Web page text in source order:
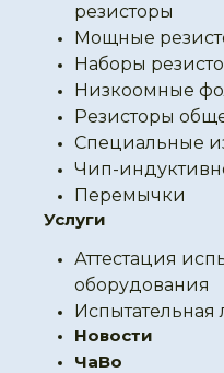
резисторы
Мощные
Наборы
Низкоомные
Резисторы
Специальные
Чип-
Перемычки
Услуги
Аттестация
оборудования
Испытательная
Новости
ЧаВо